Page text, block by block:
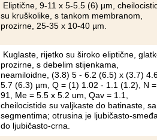
Eliptične, 9-11 x 5-5.5 (6) µm,
su kruškolike, s tankom membranom,
prozirne, 25-35 x 10-40 µm.
Kuglaste, rijetko su široko eliptične,
prozirne, s debelim stijenkama,
neamiloidne, (3.8) 5 - 6.2 (6.5) x (3.7)
5.7 (6.3) µm, Q = (1) 1.02 - 1.1 (1.2), N =
91, Me = 5.5 x 5.2 um, Qav = 1.1,
cheilocistide su valjkaste do batinaste, sa
segmentima; otrusina je ljubičasto-
do ljubičasto-crna.